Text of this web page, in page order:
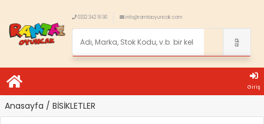
0332 342 16 90 info@ramtaoyuncak.com
Giriş
Anasayfa / BİSİKLETLER